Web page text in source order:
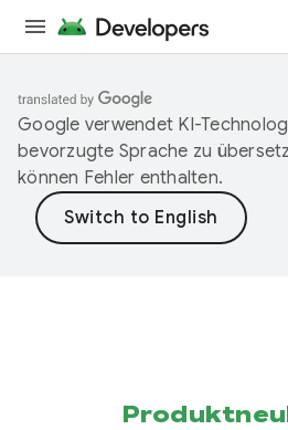
Google verwendet KI-
bevorzugte Sprache zu
können Fehler enthalten.